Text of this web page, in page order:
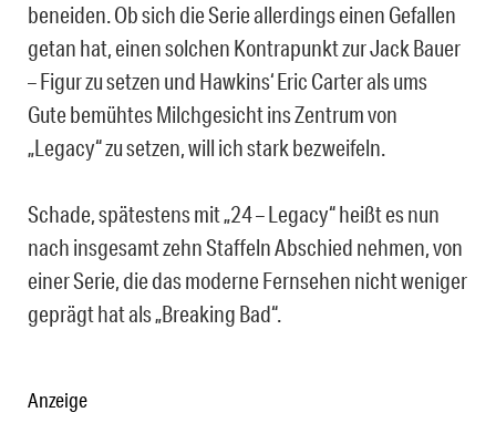
beneiden. Ob sich die Serie allerdings einen Gefallen
getan hat, einen solchen Kontrapunkt zur Jack Bauer
– Figur zu setzen und Hawkins‘ Eric Carter als ums
Gute bemühtes Milchgesicht ins Zentrum von
„Legacy“ zu setzen, will ich stark bezweifeln.
Schade, spätestens mit „24 – Legacy“ heißt es nun
nach insgesamt zehn Staffeln Abschied nehmen, von
einer Serie, die das moderne Fernsehen nicht weniger
geprägt hat als „Breaking Bad“.
Anzeige